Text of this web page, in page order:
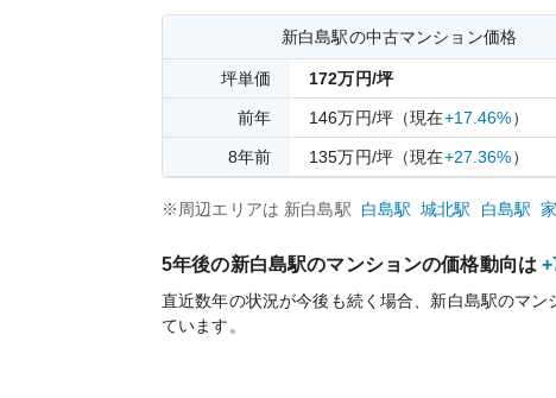
新白島駅の中古マンション価格
坪単価 172万円/坪
前年 146万円/坪 （現在+17.46%）
8年前 135万円/坪 （現在+27.36%）
※周辺エリアは 新白島駅 白島駅 城北駅 白島駅
5年後の新白島駅のマンションの価格動向は
直近数年の状況が今後も続く場合、 新白島駅のマン
ています。